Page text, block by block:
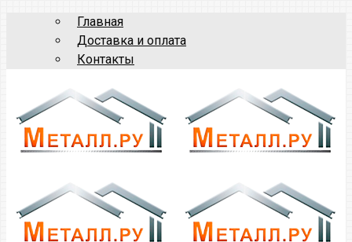
Главная
Доставка и оплата
Контакты